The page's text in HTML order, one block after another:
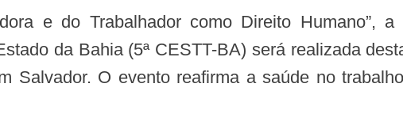
da Bahia (5ª CESTT-BA) será realizada
Salvador. O evento reafirma a saúde no